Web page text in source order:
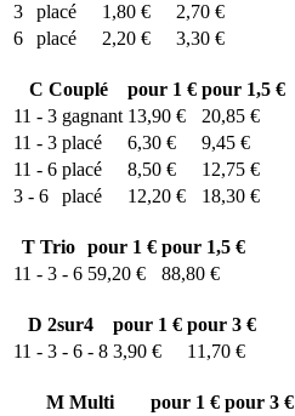
3
placé 1,80 €
2,70 €
6
placé 2,20 € 3,30 €
C Couplé pour 1 € pour 1,5 €
11 - 3 gagnant 13,90 €
20,85 €
11 - 3 placé 6,30 €
9,45 €
11 - 6 placé 8,50 €
12,75 €
3 - 6
placé 12,20 € 18,30 €
TTrio pour 1 € pour 1,5 €
11 - 3 - 6 59,20 € 88,80 €
D 2sur4 pour 1 € pour 3 €
11 - 3 - 6 - 8 3,90 € 11,70 €
MMulti pour 1 € pour 3 €